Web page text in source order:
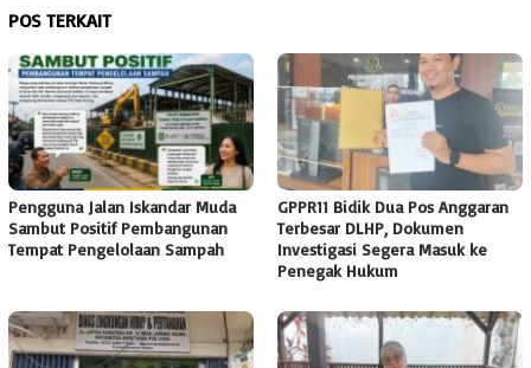
POS TERKAIT
Pengguna Jalan Iskandar Muda
Sambut Positif Pembangunan
Tempat Pengelolaan Sampah
GPPR11 Bidik Dua Pos Anggaran
Terbesar DLHP, Dokumen
Investigasi Segera Masuk ke
Penegak Hukum